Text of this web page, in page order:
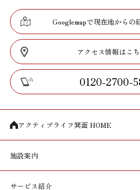
Googlemapで現在地からの
アクセス情報はこ
0120-2700-
アクティブライフ箕面 HOME
施設案内
サービス紹介